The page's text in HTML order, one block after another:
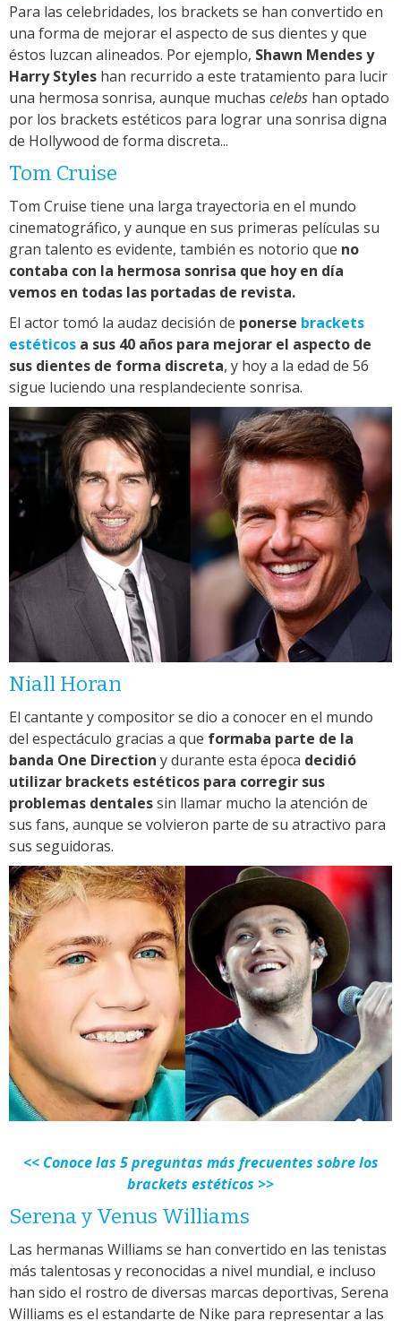
Para las celebridades, los brackets se han convertido en
una forma de mejorar el aspecto de sus dientes y que
éstos luzcan alineados. Por ejemplo, Shawn Mendes y
Harry Styles han recurrido a este tratamiento para lucir
una hermosa sonrisa, aunque muchas celebs han optado
por los brackets estéticos para lograr una sonrisa digna
de Hollywood de forma discreta...
Tom Cruise
Tom Cruise tiene una larga trayectoria en el mundo
cinematográfico, y aunque en sus primeras películas su
gran talento es evidente, también es notorio que no
contaba con la hermosa sonrisa que hoy en día
vemos en todas las portadas de revista.
El actor tomó la audaz decisión de ponerse brackets
estéticos a sus 40 años para mejorar el aspecto de
sus dientes de forma discreta, y hoy a la edad de 56
sigue luciendo una resplandeciente sonrisa.
Niall Horan
El cantante y compositor se dio a conocer en el mundo
del espectáculo gracias a que formaba parte de la
banda One Direction y durante esta época decidió
utilizar brackets estéticos para corregir sus
problemas dentalessin llamar mucho la atención de
sus fans, aunque se volvieron parte de su atractivo para
sus seguidoras.
<< Conoce las 5 preguntas más frecuentes sobre los
brackets estéticos >>
Serena y Venus Williams
Las hermanas Williams se han convertido en las tenistas
más talentosas y reconocidas a nivel mundial, e incluso
han sido el rostro de diversas marcas deportivas, Serena
Williams es el estandarte de Nike para representar a las